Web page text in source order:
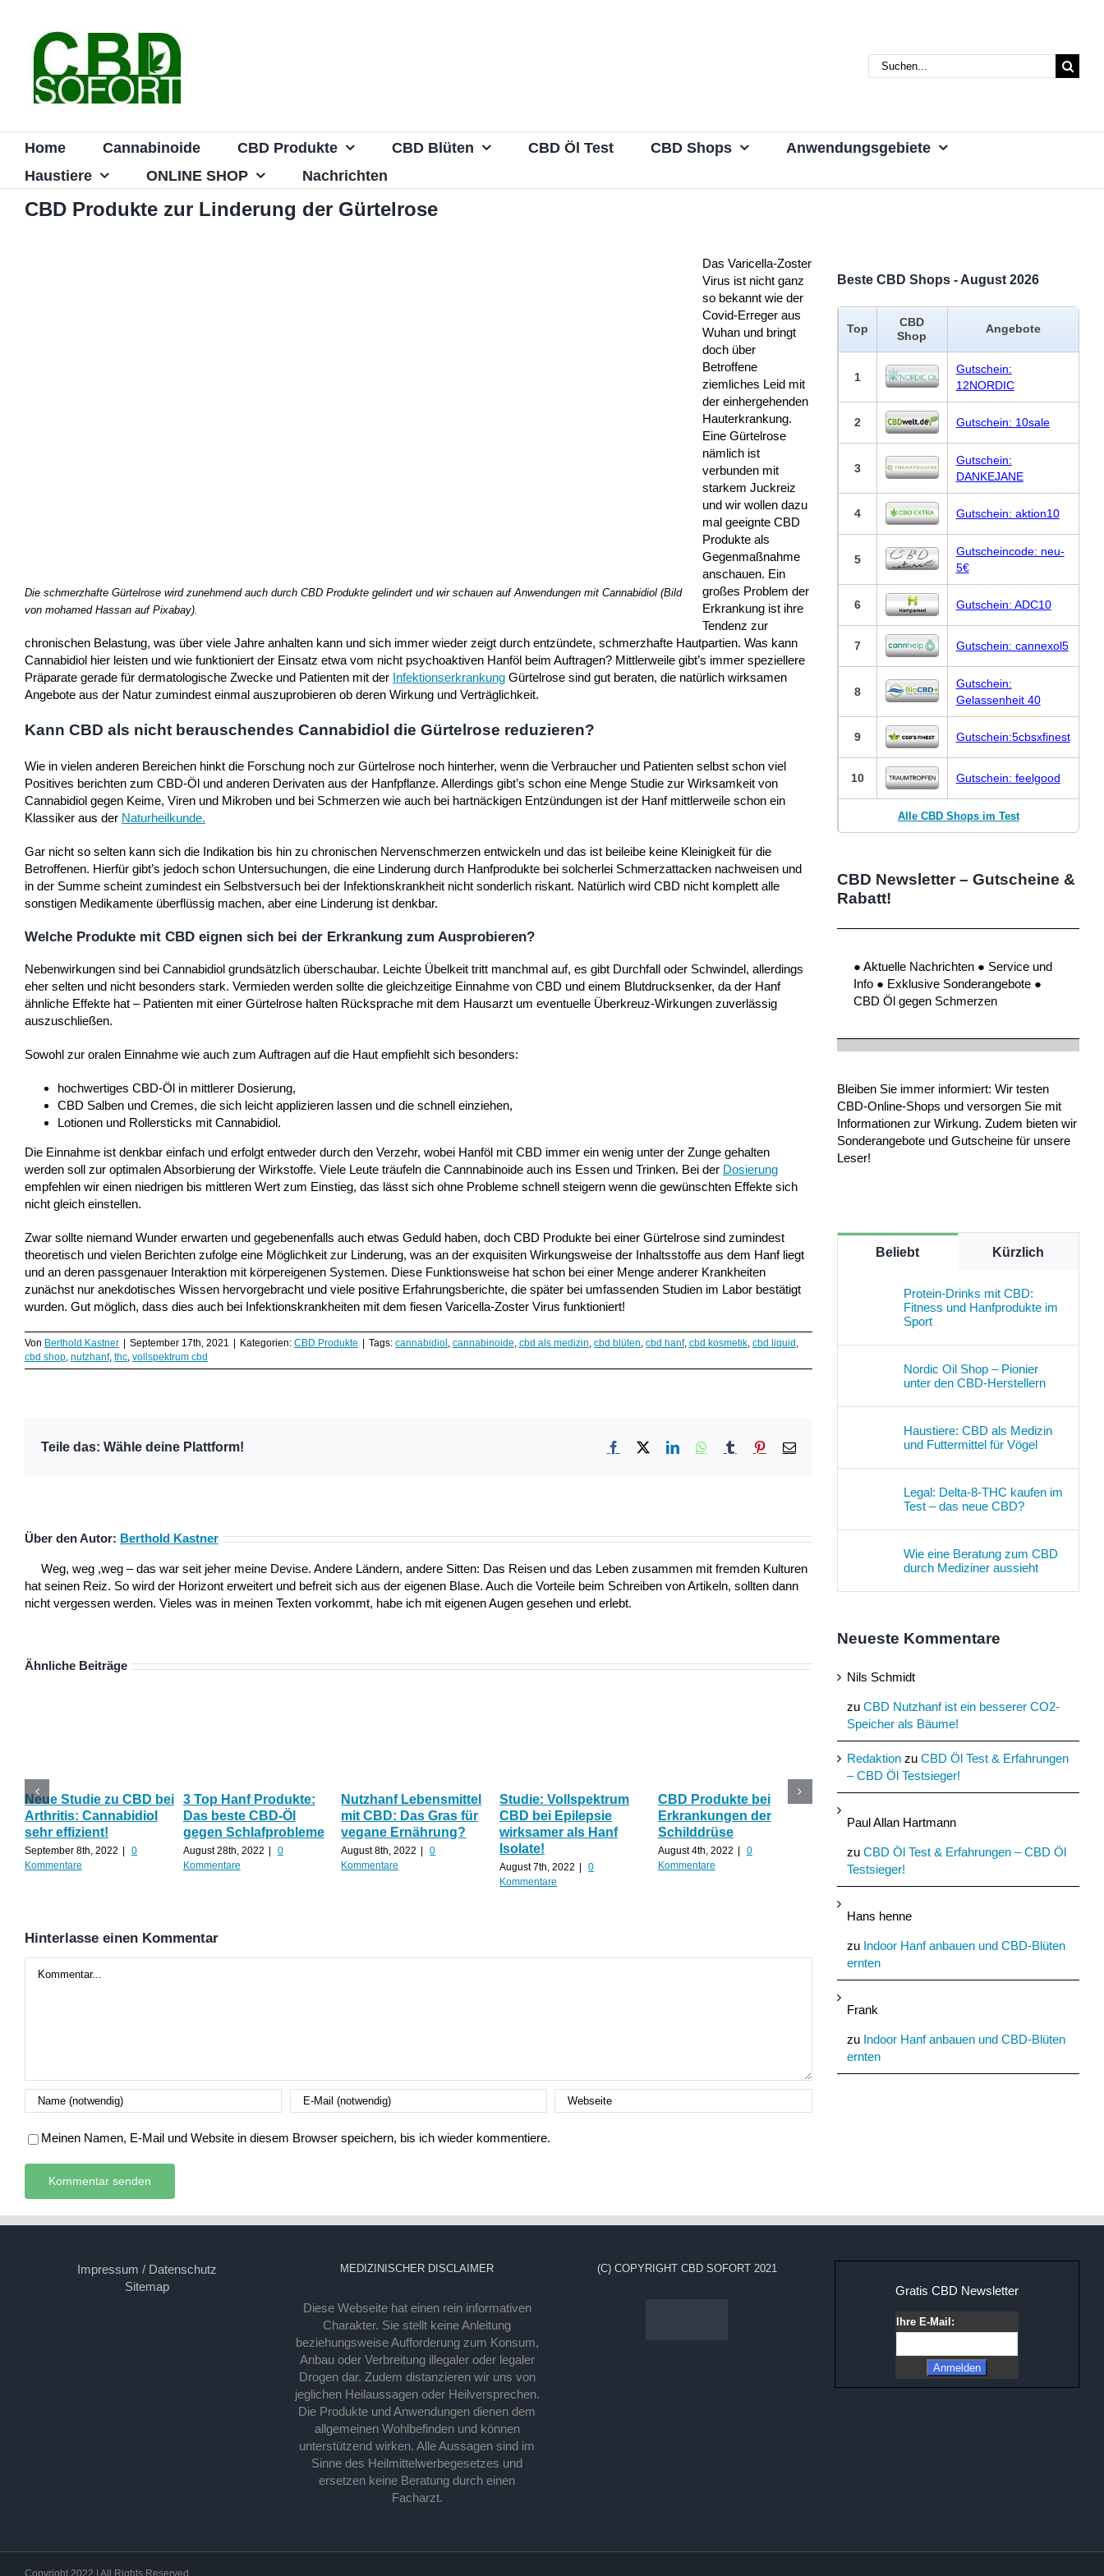
springen
Suche
nach:
Home Cannabinoide CBD Produkte CBD Blüten CBD Öl Test CBD Shops
Anwendungsgebiete
Haustiere
ONLINE SHOP Nachrichten
CBD Produkte zur Linderung der Gürtelrose
Die schmerzhafte Gürtelrose wird zunehmend auch durch CBD Produkte gelindert und wir schauen auf Anwendungen mit Cannabidiol (Bild
von mohamed Hassan auf Pixabay).
Das Varicella-Zoster
Virus ist nicht ganz
so bekannt wie der
Covid-Erreger aus
Wuhan und bringt
doch über
Betroffene
ziemliches Leid mit
der einhergehenden
Hauterkrankung.
Eine Gürtelrose
nämlich ist
verbunden mit
starkem Juckreiz
und wir wollen dazu
mal geeignte CBD
Produkte als
Gegenmaßnahme
anschauen. Ein
großes Problem der
Erkrankung ist ihre
Tendenz zur
chronischen Belastung, was über viele Jahre anhalten kann und sich immer wieder zeigt durch entzündete, schmerzhafte Hautpartien. Was kann
Cannabidiol hier leisten und wie funktioniert der Einsatz etwa vom nicht psychoaktiven Hanföl beim Auftragen? Mittlerweile gibt’s immer speziellere
Präparate gerade für dermatologische Zwecke und Patienten mit der Infektionserkrankung Gürtelrose sind gut beraten, die natürlich wirksamen
Angebote aus der Natur zumindest einmal auszuprobieren ob deren Wirkung und Verträglichkeit.
Kann CBD als nicht berauschendes Cannabidiol die Gürtelrose reduzieren?
Wie in vielen anderen Bereichen hinkt die Forschung noch zur Gürtelrose noch hinterher, wenn die Verbraucher und Patienten selbst schon viel
Positives berichten zum CBD-Öl und anderen Derivaten aus der Hanfpflanze. Allerdings gibt’s schon eine Menge Studie zur Wirksamkeit von
Cannabidiol gegen Keime, Viren und Mikroben und bei Schmerzen wie auch bei hartnäckigen Entzündungen ist der Hanf mittlerweile schon ein
Klassiker aus der Naturheilkunde.
Gar nicht so selten kann sich die Indikation bis hin zu chronischen Nervenschmerzen entwickeln und das ist beileibe keine Kleinigkeit für die
Betroffenen. Hierfür gibt’s jedoch schon Untersuchungen, die eine Linderung durch Hanfprodukte bei solcherlei Schmerzattacken nachweisen und
in der Summe scheint zumindest ein Selbstversuch bei der Infektionskrankheit nicht sonderlich riskant. Natürlich wird CBD nicht komplett alle
sonstigen Medikamente überflüssig machen, aber eine Linderung ist denkbar.
Welche Produkte mit CBD eignen sich bei der Erkrankung zum Ausprobieren?
Nebenwirkungen sind bei Cannabidiol grundsätzlich überschaubar. Leichte Übelkeit tritt manchmal auf, es gibt Durchfall oder Schwindel, allerdings
eher selten und nicht besonders stark. Vermieden werden sollte die gleichzeitige Einnahme von CBD und einem Blutdrucksenker, da der Hanf
ähnliche Effekte hat – Patienten mit einer Gürtelrose halten Rücksprache mit dem Hausarzt um eventuelle Überkreuz-Wirkungen zuverlässig
auszuschließen.
Sowohl zur oralen Einnahme wie auch zum Auftragen auf die Haut empfiehlt sich besonders:
hochwertiges CBD-Öl in mittlerer Dosierung,
CBD Salben und Cremes, die sich leicht applizieren lassen und die schnell einziehen,
Lotionen und Rollersticks mit Cannabidiol.
Die Einnahme ist denkbar einfach und erfolgt entweder durch den Verzehr, wobei Hanföl mit CBD immer ein wenig unter der Zunge gehalten
werden soll zur optimalen Absorbierung der Wirkstoffe. Viele Leute träufeln die Cannnabinoide auch ins Essen und Trinken. Bei der Dosierung
empfehlen wir einen niedrigen bis mittleren Wert zum Einstieg, das lässt sich ohne Probleme schnell steigern wenn die gewünschten Effekte sich
nicht gleich einstellen.
Zwar sollte niemand Wunder erwarten und gegebenenfalls auch etwas Geduld haben, doch CBD Produkte bei einer Gürtelrose sind zumindest
theoretisch und vielen Berichten zufolge eine Möglichkeit zur Linderung, was an der exquisiten Wirkungsweise der Inhaltsstoffe aus dem Hanf liegt
und an deren passgenauer Interaktion mit körpereigenen Systemen. Diese Funktionsweise hat schon bei einer Menge anderer Krankheiten
zunächst nur anekdotisches Wissen hervorgebracht und viele positive Erfahrungsberichte, die später bei umfassenden Studien im Labor bestätigt
wurden. Gut möglich, dass dies auch bei Infektionskrankheiten mit dem fiesen Varicella-Zoster Virus funktioniert!
Von Berthold Kastner | September 17th, 2021 | Kategorien: CBD Produkte | Tags: cannabidiol, cannabinoide, cbd als medizin, cbd blüten, cbd hanf, cbd kosmetik, cbd liquid,
cbd shop, nutzhanf, thc, vollspektrum cbd
Teile das: Wähle deine Plattform! Facebook
X LinkedInWhatsApp
TumblrPinterest
E-
Über den Autor: Berthold Kastner
Weg, weg ,weg – das war seit jeher meine Devise. Andere Ländern, andere Sitten: Das Reisen und das Leben zusammen mit fremden Kulturen
hat seinen Reiz. So wird der Horizont erweitert und befreit sich aus der eigenen Blase. Auch die Vorteile beim Schreiben von Artikeln, sollten dann
nicht vergessen werden. Vieles was in meinen Texten vorkommt, habe ich mit eigenen Augen gesehen und erlebt.
Ähnliche Beiträge
Neue Studie zu CBD bei
Arthritis: Cannabidiol
sehr effizient!
September 8th, 2022 |
0
Kommentare
3 Top Hanf Produkte:
Das beste CBD-Öl
gegen Schlafprobleme
August 28th, 2022 |
0
Kommentare
Nutzhanf Lebensmittel
mit CBD: Das Gras für
vegane Ernährung?
August 8th, 2022 |
0
Kommentare
Studie: Vollspektrum
CBD bei Epilepsie
wirksamer als Hanf
Isolate!
August 7th, 2022 |
0
Kommentare
CBD Produkte bei
Erkrankungen der
Schilddrüse
August 4th, 2022 |
0
Kommentare
Shop kaufen oder selber
Juli 30th, 2022 | 0 Kommentare Juli 29th, 2022 | 0
Hinterlasse einen Kommentar
Meinen Namen, E-Mail und Website in diesem Browser speichern, bis ich wieder kommentiere.
Beste CBD Shops - August 2026
Top
CBD
Shop
Angebote
1
Gutschein:
12NORDIC
2 Gutschein: 10sale
3
Gutschein:
DANKEJANE
4 Gutschein: aktion10
5
Gutscheincode: neu-
5€
6 Gutschein: ADC10
7 Gutschein: cannexol5
8
Gutschein:
Gelassenheit 40
9 Gutschein:5cbsxfinest
10 Gutschein: feelgood
Alle CBD Shops im Test
CBD Newsletter – Gutscheine &
Rabatt!
● Aktuelle Nachrichten ● Service und
Info ● Exklusive Sonderangebote ●
CBD Öl gegen Schmerzen
Bleiben Sie immer informiert: Wir testen
CBD-Online-Shops und versorgen Sie mit
Informationen zur Wirkung. Zudem bieten wir
Sonderangebote und Gutscheine für unsere
Leser!
Beliebt Kürzlich
Protein-Drinks mit CBD:
Fitness und Hanfprodukte im
Sport
Nordic Oil Shop – Pionier
unter den CBD-Herstellern
Haustiere: CBD als Medizin
und Futtermittel für Vögel
Legal: Delta-8-THC kaufen im
Test – das neue CBD?
Wie eine Beratung zum CBD
durch Mediziner aussieht
Neueste Kommentare
Nils Schmidt
zu CBD Nutzhanf ist ein besserer CO2-
Speicher als Bäume!
Redaktion zu CBD Öl Test & Erfahrungen
– CBD Öl Testsieger!
Paul Allan Hartmann
zu CBD Öl Test & Erfahrungen – CBD Öl
Testsieger!
Hans henne
zu Indoor Hanf anbauen und CBD-Blüten
ernten
Frank
zu Indoor Hanf anbauen und CBD-Blüten
ernten
Impressum / Datenschutz
Sitemap
MEDIZINISCHER DISCLAIMER
Diese Webseite hat einen rein informativen
Charakter. Sie stellt keine Anleitung
beziehungsweise Aufforderung zum Konsum,
Anbau oder Verbreitung illegaler oder legaler
Drogen dar. Zudem distanzieren wir uns von
jeglichen Heilaussagen oder Heilversprechen.
Die Produkte und Anwendungen dienen dem
allgemeinen Wohlbefinden und können
unterstützend wirken. Alle Aussagen sind im
Sinne des Heilmittelwerbegesetzes und
ersetzen keine Beratung durch einen
Facharzt.
(C) COPYRIGHT CBD SOFORT 2021
Gratis CBD Newsletter
Ihre E-Mail:
Copyright 2022 | All Rights Reserved